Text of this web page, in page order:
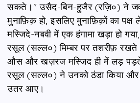
सकते।" उसैद-बिन-हुजैर (रज़ि०) ने
मुनाफ़िक़ हो, इसलिए मुनाफ़िक़ों का
मस्जिदे-नबवी में एक हंगामा खड़ा हो
रसूल (सल्ल०) मिम्बर पर तशरीफ़ रखते
औस और खज़रज मस्जिद ही में लड़
रसूल (सल्ल०) ने उनको ठंडा किया और
उतर आए।